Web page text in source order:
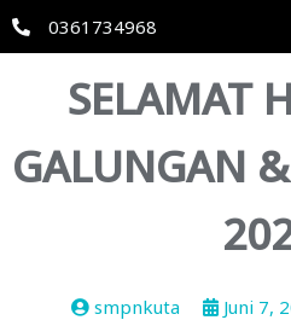
0361734968
SELAMAT
GALUNGAN
smpnkuta Juni 7,